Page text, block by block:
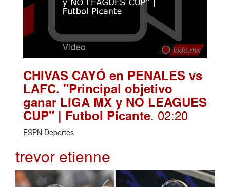
CHIVAS CAYÓ en PENALES vs
LAFC. "Principal objetivo
ganar LIGA MX y NO LEAGUES
CUP" | Futbol Picante. 02:20
ESPN Deportes
trevor etienne